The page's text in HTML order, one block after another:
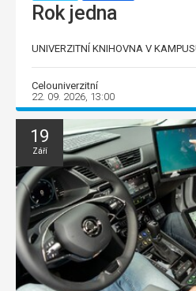
Rok jedna
UNIVERZITNÍ KNIHOVNA V
Celouniverzitní
22. 09. 2026, 13:00
19
Září